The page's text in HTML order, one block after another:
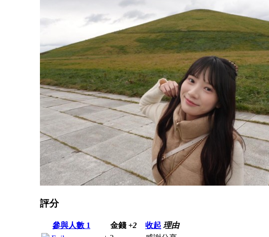
評分
參與人數 1 金錢 +2 收起 理由